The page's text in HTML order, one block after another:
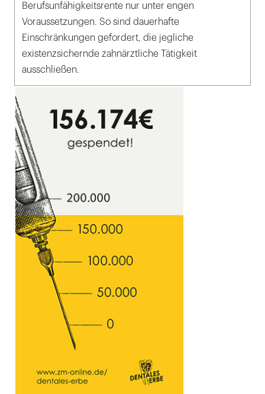
Berufsunfähigkeitsrente nur unter engen
Voraussetzungen. So sind dauerhafte
Einschränkungen gefordert, die jegliche
existenzsichernde zahnärztliche Tätigkeit
ausschließen.